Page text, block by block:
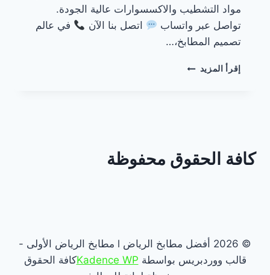
مواد التشطيب والاكسسوارات عالية الجودة.
تواصل عبر واتساب
اتصل بنا الآن
في عالم
تصميم المطابخ،…
إقرأ المزيد مطابخ
كافة الحقوق محفوظة
© 2026 أفضل مطابخ الرياض l مطابخ الرياض الأولى -
قالب ووردبريس بواسطة Kadence WPكافة الحقوق